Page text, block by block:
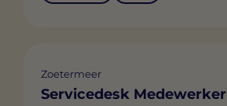
Zoetermeer
Servicedesk Medewerker